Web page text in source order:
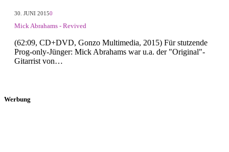
30. JUNI 20150
Mick Abrahams - Revived
(62:09, CD+DVD, Gonzo Multimedia, 2015) Für stutzende
Prog-only-Jünger: Mick Abrahams war u.a. der "Original"-
Gitarrist von…
Werbung